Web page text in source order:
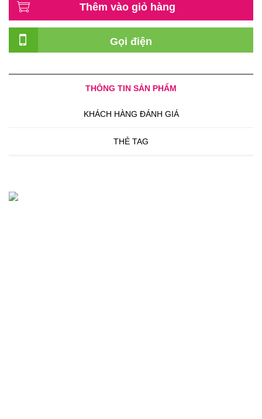
Thêm vào giỏ hàng
Gọi điện
THÔNG TIN SẢN PHẨM
KHÁCH HÀNG ĐÁNH GIÁ
THẺ TAG